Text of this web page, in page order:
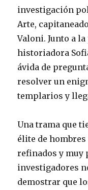
investigación
Arte,
Valoni. Junto a
historiadora
ávida de
resolver un
templarios y
Una trama que
élite de
refinados y muy
investigadores
demostrar que